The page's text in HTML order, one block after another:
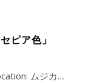
ピア色」
ムジカ…